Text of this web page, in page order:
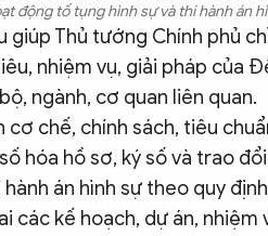
động tố tụng hình sự và thi hành án
giúp Thủ tướng Chính phủ
nhiệm vụ, giải pháp của
ngành, cơ quan liên quan.
chế, chính sách, tiêu
hóa hồ sơ, ký số và trao
án hình sự theo quy
các kế hoạch, dự án, nhiệm